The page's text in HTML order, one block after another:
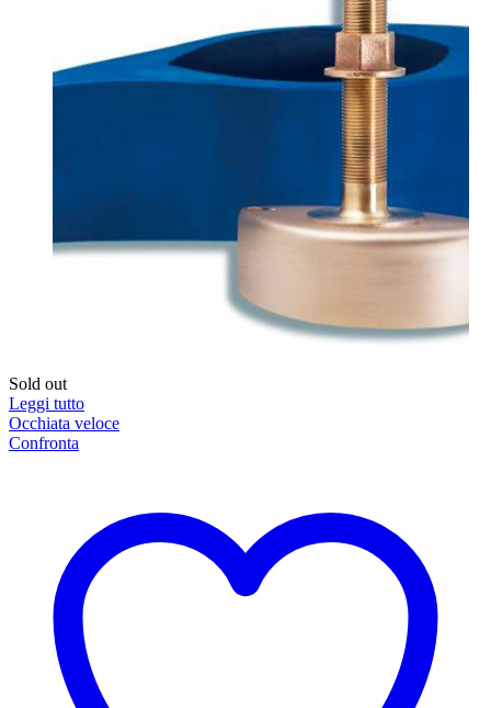
Sold out
Leggi tutto
Occhiata veloce
Confronta